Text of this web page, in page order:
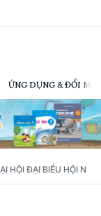
ỨNG DỤNG & ĐỔI
HỘI ĐẠI BIỂU HỘI NỮ